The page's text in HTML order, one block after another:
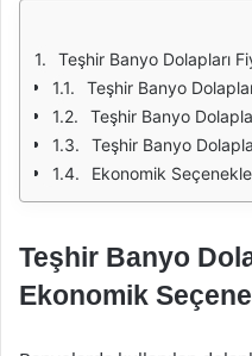
Teşhir Banyo Dolapları
Teşhir Banyo
Teşhir Banyo
Teşhir Banyo
Ekonomik
Teşhir Banyo
Ekonomik